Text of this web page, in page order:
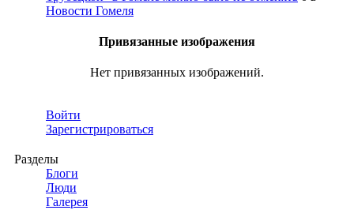
Новости Гомеля
Привязанные изображения
Нет привязанных изображений.
Войти
Зарегистрироваться
Разделы
Блоги
Люди
Галерея